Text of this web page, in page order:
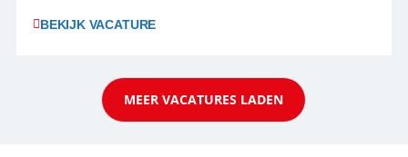
In knallen als het druk is. In het vieren van
potje padel.Check(-in), maa...
BEKIJK VACATURE
MEER VACATURES LADEN